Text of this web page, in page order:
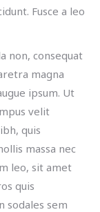
Fusce a leo
non, consequat
magna
ipsum. Ut
velit
quis
massa nec
leo, sit amet
quis
sodales sem